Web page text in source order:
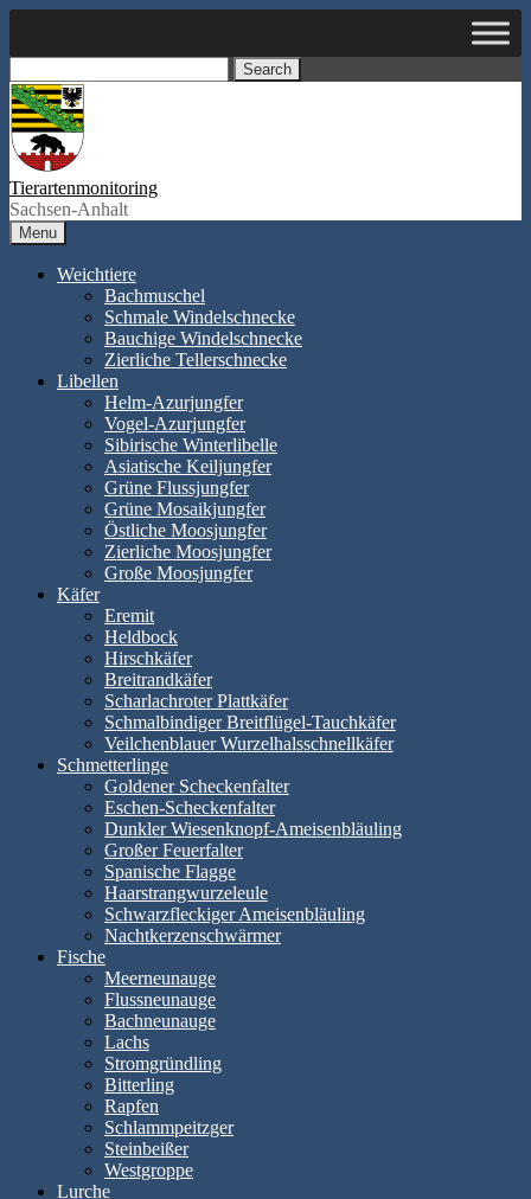
content
Tierartenmonitoring
Sachsen-Anhalt
Menu
Weichtiere
Bachmuschel
Schmale Windelschnecke
Bauchige Windelschnecke
Zierliche Tellerschnecke
Libellen
Helm-Azurjungfer
Vogel-Azurjungfer
Sibirische Winterlibelle
Asiatische Keiljungfer
Grüne Flussjungfer
Grüne Mosaikjungfer
Östliche Moosjungfer
Zierliche Moosjungfer
Große Moosjungfer
Käfer
Eremit
Heldbock
Hirschkäfer
Breitrandkäfer
Scharlachroter Plattkäfer
Schmalbindiger Breitflügel-Tauchkäfer
Veilchenblauer Wurzelhalsschnellkäfer
Schmetterlinge
Goldener Scheckenfalter
Eschen-Scheckenfalter
Dunkler Wiesenknopf-Ameisenbläuling
Großer Feuerfalter
Spanische Flagge
Haarstrangwurzeleule
Schwarzfleckiger Ameisenbläuling
Nachtkerzenschwärmer
Fische
Meerneunauge
Flussneunauge
Bachneunauge
Lachs
Stromgründling
Bitterling
Rapfen
Schlammpeitzger
Steinbeißer
Westgroppe
Lurche